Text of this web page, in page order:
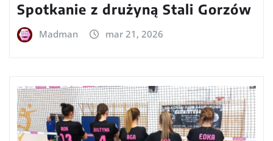
Spotkanie z drużyną Stali Gorzów
Madman mar 21, 2026